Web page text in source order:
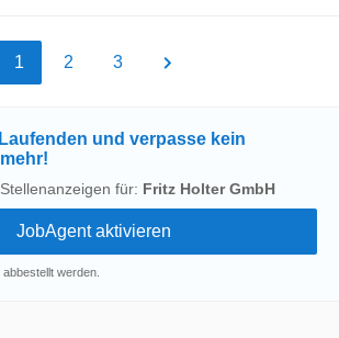
1 2 3
und verpasse kein
für: Fritz Holter GmbH
werden.